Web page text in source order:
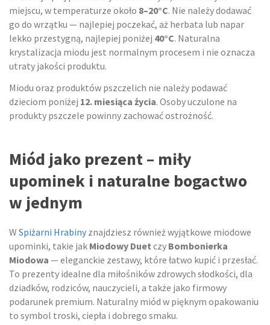
miejscu, w temperaturze około 8–20°C. Nie należy dodawać
go do wrzątku — najlepiej poczekać, aż herbata lub napar
lekko przestygną, najlepiej poniżej 40°C. Naturalna
krystalizacja miodu jest normalnym procesem i nie oznacza
utraty jakości produktu.
Miodu oraz produktów pszczelich nie należy podawać
dzieciom poniżej 12. miesiąca życia. Osoby uczulone na
produkty pszczele powinny zachować ostrożność.
Miód jako prezent – miły
upominek i naturalne bogactwo
w jednym
W Spiżarni Hrabiny znajdziesz również wyjątkowe miodowe
upominki, takie jak Miodowy Duet czy Bombonierka
Miodowa — eleganckie zestawy, które łatwo kupić i przesłać.
To prezenty idealne dla miłośników zdrowych słodkości, dla
dziadków, rodziców, nauczycieli, a także jako firmowy
podarunek premium. Naturalny miód w pięknym opakowaniu
to symbol troski, ciepła i dobrego smaku.